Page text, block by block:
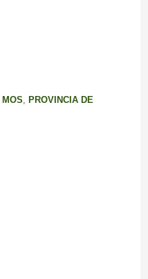
MOS, PROVINCIA DE